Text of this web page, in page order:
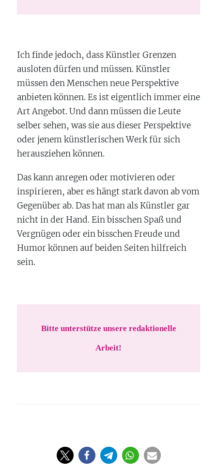
Ich finde jedoch, dass Künstler Grenzen
ausloten dürfen und müssen. Künstler
müssen den Menschen neue Perspektive
anbieten können. Es ist eigentlich immer eine
Art Angebot. Und dann müssen die Leute
selber sehen, was sie aus dieser Perspektive
oder jenem künstlerischen Werk für sich
herausziehen können.
Das kann anregen oder motivieren oder
inspirieren, aber es hängt stark davon ab vom
Gegenüber ab. Das hat man als Künstler gar
nicht in der Hand. Ein bisschen Spaß und
Vergnügen oder ein bisschen Freude und
Humor können auf beiden Seiten hilfreich
sein.
Bitte unterstütze unsere redaktionelle
Arbeit!